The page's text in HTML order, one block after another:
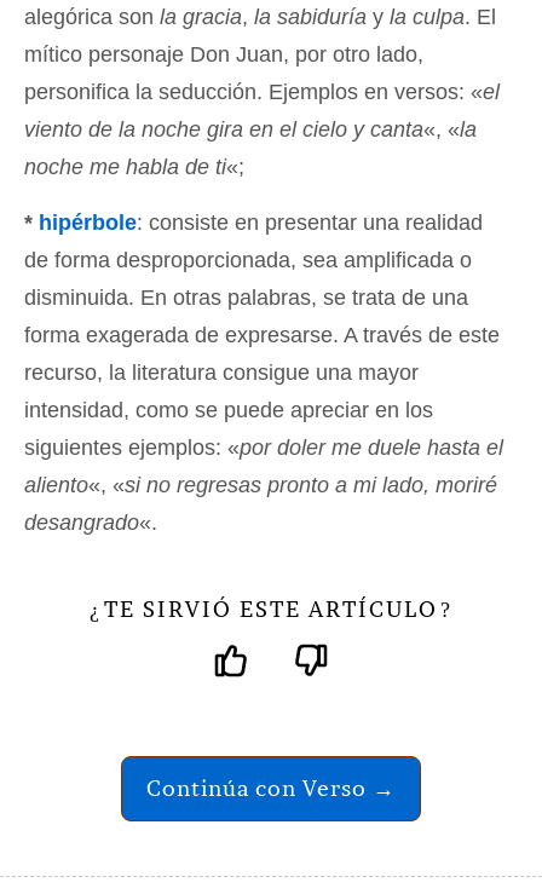
alegórica son la gracia, la sabiduría y la culpa. El
mítico personaje Don Juan, por otro lado,
personifica la seducción. Ejemplos en versos: «el
viento de la noche gira en el cielo y canta«, «la
noche me habla de ti«;
* hipérbole: consiste en presentar una realidad
de forma desproporcionada, sea amplificada o
disminuida. En otras palabras, se trata de una
forma exagerada de expresarse. A través de este
recurso, la literatura consigue una mayor
intensidad, como se puede apreciar en los
siguientes ejemplos: «por doler me duele hasta el
aliento«, «si no regresas pronto a mi lado, moriré
desangrado«.
¿ TE SIRVIÓ ESTE ARTÍCULO ?
Continúa con Verso →